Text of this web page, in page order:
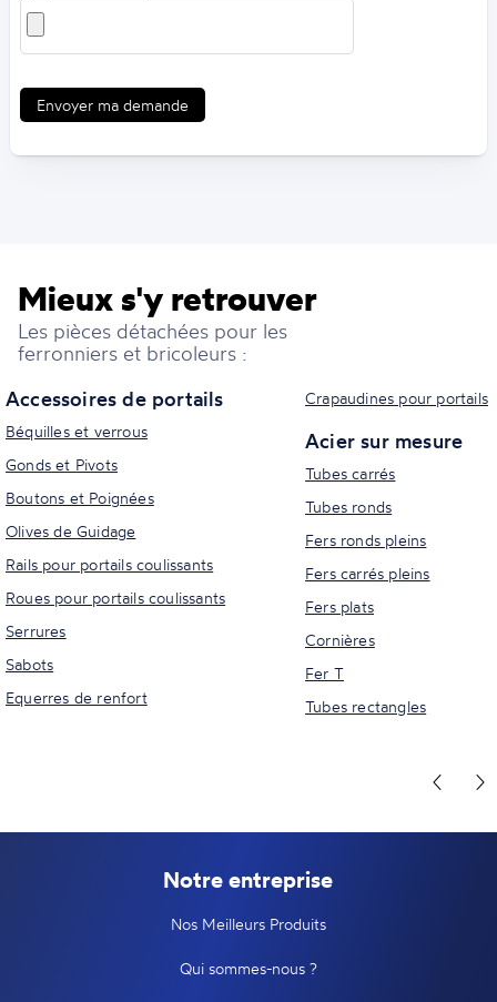
Envoyer ma demande
Mieux s'y retrouver
Les pièces détachées pour les
ferronniers et bricoleurs :
Accessoires de portails
Béquilles et verrous
Gonds et Pivots
Boutons et Poignées
Olives de Guidage
Rails pour portails coulissants
Roues pour portails coulissants
Serrures
Sabots
Equerres de renfort
Crapaudines pour portails
Acier sur mesure
Tubes carrés
Tubes ronds
Fers ronds pleins
Fers carrés pleins
Fers plats
Cornières
Fer T
Tubes rectangles
Notre entreprise
Nos Meilleurs Produits
Qui sommes-nous ?